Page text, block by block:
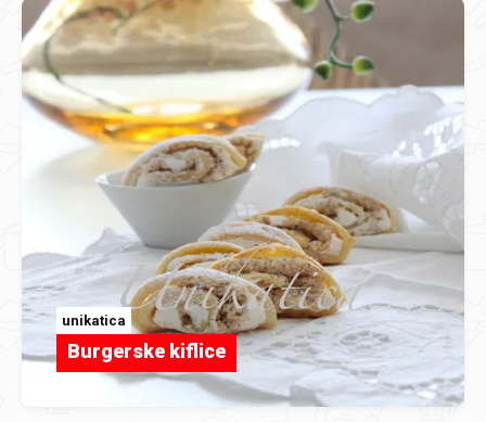
unikatica
Burgerske kiflice